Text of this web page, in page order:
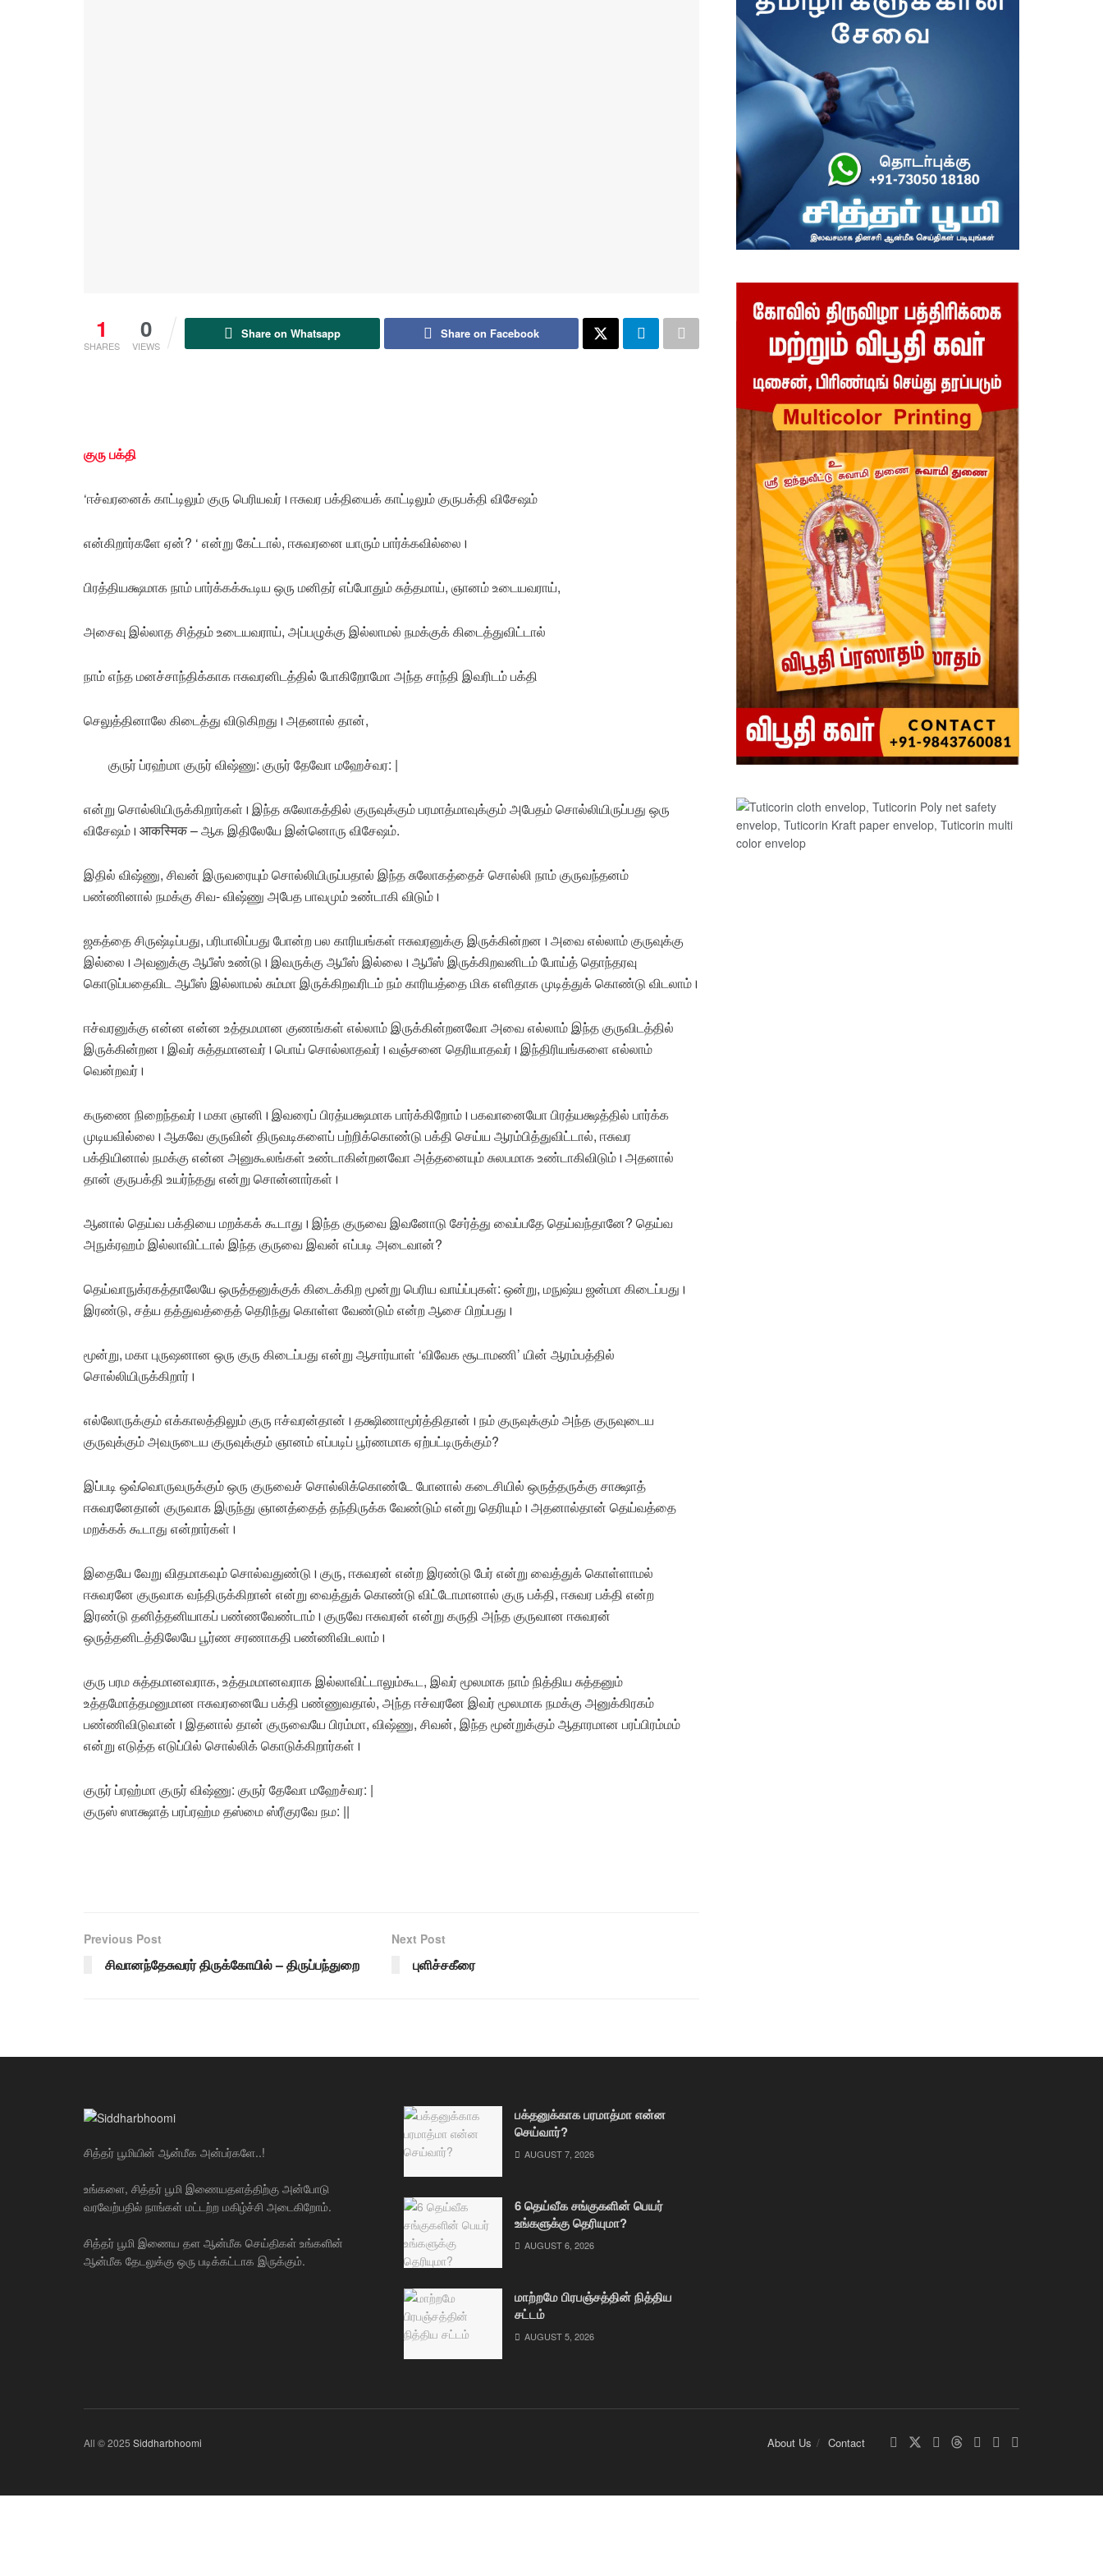
1
SHARES
0
VIEWS
Share on Whatsapp Share on Facebook
குரு பக்தி
‘ஈச்வரனைக் காட்டிலும் குரு பெரியவர்। ஈசுவர பக்தியைக் காட்டிலும் குருபக்தி விசேஷம்
என்கிறார்களே ஏன்? ‘ என்று கேட்டால், ஈசுவரனை யாரும் பார்க்கவில்லை।
பிரத்தியக்ஷமாக நாம் பார்க்கக்கூடிய ஒரு மனிதர் எப்போதும் சுத்தமாய், ஞானம் உடையவராய்,
அசைவு இல்லாத சித்தம் உடையவராய், அப்பழுக்கு இல்லாமல் நமக்குக் கிடைத்துவிட்டால்
நாம் எந்த மனச்சாந்திக்காக ஈசுவரனிடத்தில் போகிறோமோ அந்த சாந்தி இவரிடம் பக்தி
செலுத்தினாலே கிடைத்து விடுகிறது। அதனால் தான்,
குருர் ப்ரஹ்மா குருர் விஷ்ணு: குருர் தேவோ மஹேச்வர: |
என்று சொல்லியிருக்கிறார்கள்। இந்த சுலோகத்தில் குருவுக்கும் பரமாத்மாவுக்கும் அபேதம் சொல்லியிருப்பது ஒரு
விசேஷம்। आकस्मिक – ஆக இதிலேயே இன்னொரு விசேஷம்.
இதில் விஷ்ணு, சிவன் இருவரையும் சொல்லியிருப்பதால் இந்த சுலோகத்தைச் சொல்லி நாம் குருவந்தனம்
பண்ணினால் நமக்கு சிவ- விஷ்ணு அபேத பாவமும் உண்டாகி விடும்।
ஜகத்தை சிருஷ்டிப்பது, பரிபாலிப்பது போன்ற பல காரியங்கள் ஈசுவரனுக்கு இருக்கின்றன। அவை எல்லாம் குருவுக்கு
இல்லை। அவனுக்கு ஆபீஸ் உண்டு। இவருக்கு ஆபீஸ் இல்லை। ஆபீஸ் இருக்கிறவனிடம் போய்த் தொந்தரவு
கொடுப்பதைவிட ஆபீஸ் இல்லாமல் சும்மா இருக்கிறவரிடம் நம் காரியத்தை மிக எளிதாக முடித்துக் கொண்டு விடலாம்।
ஈச்வரனுக்கு என்ன என்ன உத்தமமான குணங்கள் எல்லாம் இருக்கின்றனவோ அவை எல்லாம் இந்த குருவிடத்தில்
இருக்கின்றன। இவர் சுத்தமானவர்। பொய் சொல்லாதவர்। வஞ்சனை தெரியாதவர்। இந்திரியங்களை எல்லாம்
வென்றவர்।
கருணை நிறைந்தவர்। மகா ஞானி। இவரைப் பிரத்யக்ஷமாக பார்க்கிறோம்। பகவானையோ பிரத்யக்ஷத்தில் பார்க்க
முடியவில்லை। ஆகவே குருவின் திருவடிகளைப் பற்றிக்கொண்டு பக்தி செய்ய ஆரம்பித்துவிட்டால், ஈசுவர
பக்தியினால் நமக்கு என்ன அனுகூலங்கள் உண்டாகின்றனவோ அத்தனையும் சுலபமாக உண்டாகிவிடும்। அதனால்
தான் குருபக்தி உயர்ந்தது என்று சொன்னார்கள்।
ஆனால் தெய்வ பக்தியை மறக்கக் கூடாது। இந்த குருவை இவனோடு சேர்த்து வைப்பதே தெய்வந்தானே? தெய்வ
அநுக்ரஹம் இல்லாவிட்டால் இந்த குருவை இவன் எப்படி அடைவான்?
தெய்வாநுக்ரகத்தாலேயே ஒருத்தனுக்குக் கிடைக்கிற மூன்று பெரிய வாய்ப்புகள்: ஒன்று, மநுஷ்ய ஜன்மா கிடைப்பது।
இரண்டு, சத்ய தத்துவத்தைத் தெரிந்து கொள்ள வேண்டும் என்ற ஆசை பிறப்பது।
மூன்று, மகா புருஷனான ஒரு குரு கிடைப்பது என்று ஆசார்யாள் ‘விவேக சூடாமணி’ யின் ஆரம்பத்தில்
சொல்லியிருக்கிறார்।
எல்லோருக்கும் எக்காலத்திலும் குரு ஈச்வரன்தான்। தக்ஷிணாமூர்த்திதான்। நம் குருவுக்கும் அந்த குருவுடைய
குருவுக்கும் அவருடைய குருவுக்கும் ஞானம் எப்படிப் பூர்ணமாக ஏற்பட்டிருக்கும்?
இப்படி ஒவ்வொருவருக்கும் ஒரு குருவைச் சொல்லிக்கொண்டே போனால் கடைசியில் ஒருத்தருக்கு சாக்ஷாத்
ஈசுவரனேதான் குருவாக இருந்து ஞானத்தைத் தந்திருக்க வேண்டும் என்று தெரியும்। அதனால்தான் தெய்வத்தை
மறக்கக் கூடாது என்றார்கள்।
இதையே வேறு விதமாகவும் சொல்வதுண்டு। குரு, ஈசுவரன் என்ற இரண்டு பேர் என்று வைத்துக் கொள்ளாமல்
ஈசுவரனே குருவாக வந்திருக்கிறான் என்று வைத்துக் கொண்டு விட்டோமானால் குரு பக்தி, ஈசுவர பக்தி என்ற
இரண்டு தனித்தனியாகப் பண்ணவேண்டாம்। குருவே ஈசுவரன் என்று கருதி அந்த குருவான ஈசுவரன்
ஒருத்தனிடத்திலேயே பூர்ண சரணாகதி பண்ணிவிடலாம்।
குரு பரம சுத்தமானவராக, உத்தமமானவராக இல்லாவிட்டாலும்கூட, இவர் மூலமாக நாம் நித்திய சுத்தனும்
உத்தமோத்தமனுமான ஈசுவரனையே பக்தி பண்ணுவதால், அந்த ஈச்வரனே இவர் மூலமாக நமக்கு அனுக்கிரகம்
பண்ணிவிடுவான்। இதனால் தான் குருவையே பிரம்மா, விஷ்ணு, சிவன், இந்த மூன்றுக்கும் ஆதாரமான பரப்பிரம்மம்
என்று எடுத்த எடுப்பில் சொல்லிக் கொடுக்கிறார்கள்।
குருர் ப்ரஹ்மா குருர் விஷ்ணு: குருர் தேவோ மஹேச்வர: |
குருஸ் ஸாக்ஷாத் பரப்ரஹ்ம தஸ்மை ஸ்ரீகுரவே நம: ||
Previous Post
சிவானந்தேசுவரர் திருக்கோயில் – திருப்பந்துறை
Next Post
புளிச்சகீரை
சித்தர் பூமியின் ஆன்மீக அன்பர்களே..!
உங்களை, சித்தர் பூமி இணையதளத்திற்கு அன்போடு
வரவேற்பதில் நாங்கள் மட்டற்ற மகிழ்ச்சி அடைகிறோம்.
சித்தர் பூமி இணைய தள ஆன்மீக செய்திகள் உங்களின்
ஆன்மீக தேடலுக்கு ஒரு படிக்கட்டாக இருக்கும்.
பக்தனுக்காக பரமாத்மா என்ன
செய்வார்?
AUGUST 7, 2026
6 தெய்வீக சங்குகளின் பெயர்
உங்களுக்கு தெரியுமா?
AUGUST 6, 2026
மாற்றமே பிரபஞ்சத்தின் நித்திய
சட்டம்
AUGUST 5, 2026
About Us Contact
All © 2025 Siddharbhoomi